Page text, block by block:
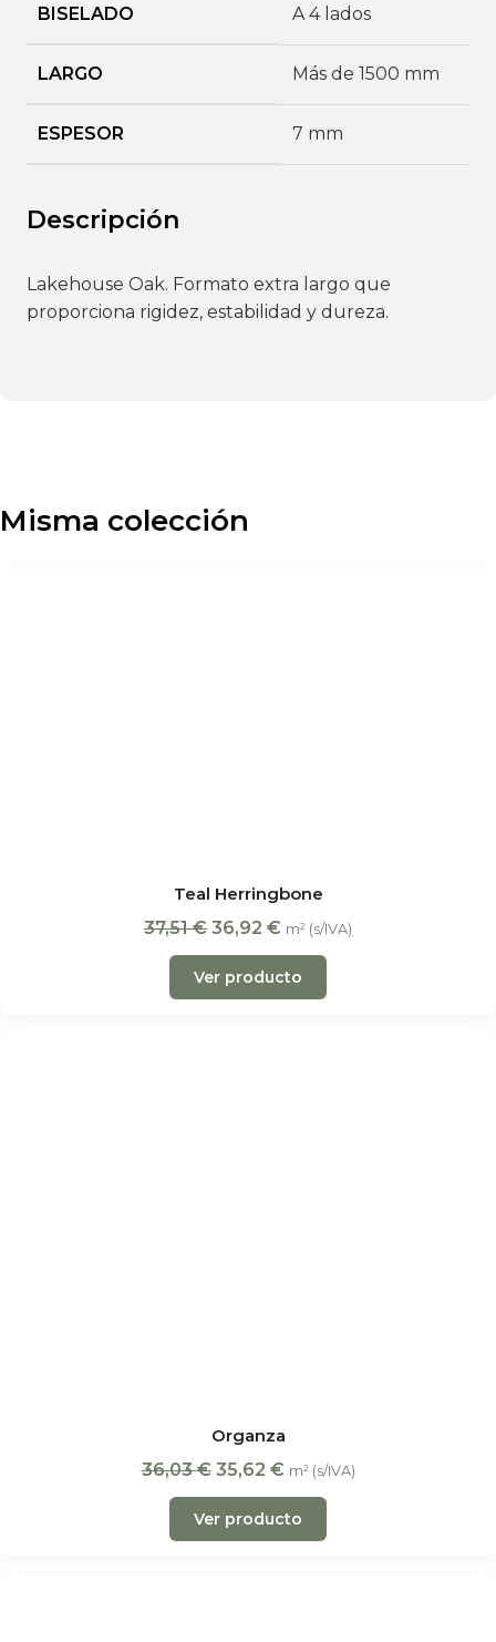
BISELADO A 4 lados
LARGO Más de 1500 mm
ESPESOR 7 mm
Descripción
Lakehouse Oak. Formato extra largo que
proporciona rigidez, estabilidad y dureza.
Misma colección
Teal Herringbone
37,51€ 36,92 € m² (s/IVA)
Ver producto
Organza
36,03€ 35,62 € m² (s/IVA)
Ver producto